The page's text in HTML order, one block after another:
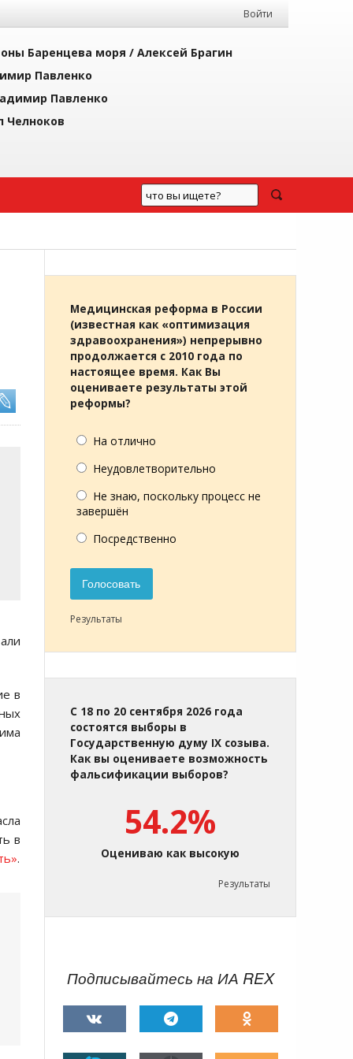
Войти
Баренцева моря / Алексей Брагин
Павленко
Павленко
Челноков
в
в
.
Медицинская реформа в России
(известная как «оптимизация
здравоохранения») непрерывно
продолжается с 2010 года по
настоящее время. Как Вы
оцениваете результаты этой
реформы?
На отлично
Неудовлетворительно
Не знаю, поскольку процесс не
завершён
Посредственно
Голосовать
Результаты
С 18 по 20 сентября 2026 года
состоятся выборы в
Государственную думу IX созыва.
Как вы оцениваете возможность
фальсификации выборов?
54.2%
Оцениваю как высокую
Результаты
Подписывайтесь на ИА REX